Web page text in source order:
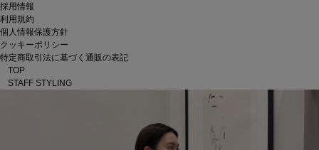
採用情報
利用規約
個人情報保護方針
クッキーポリシー
特定商取引法に基づく通販の表記
TOP
STAFF STYLING